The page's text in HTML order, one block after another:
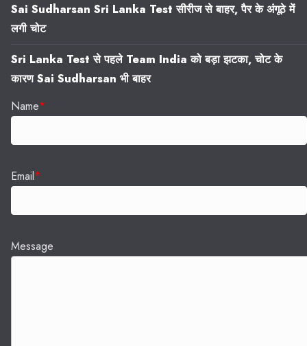
Sai Sudharsan Sri Lanka Test सीरीज से बाहर, पैर के अंगूठे में
लगी चोट
Sri Lanka Test से पहले Team India को बड़ा झटका, चोट के
कारण Sai Sudharsan भी बाहर
Name*
Email*
Message